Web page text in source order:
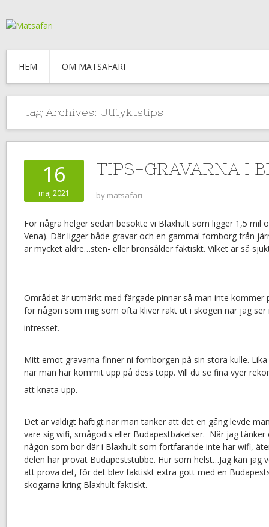
HEM OM MATSAFARI
Tag Archives: Utflyktstips
16
maj 2021
TIPS-GRAVARNA I
by matsafari
För några helger sedan besökte vi Blaxhult som ligger 1,5 mil
Vena). Där ligger både gravar och en gammal fornborg från
är mycket äldre…sten- eller bronsålder faktiskt. Vilket är så
Området är utmärkt med färgade pinnar så man inte kommer
för någon som mig som ofta kliver rakt ut i skogen när jag
intresset.
Mitt emot gravarna finner ni fornborgen på sin stora kulle.
när man har kommit upp på dess topp. Vill du se fina vyer
att knata upp.
Det är väldigt häftigt när man tänker att det en gång levde
vare sig wifi, smågodis eller Budapestbakelser. När jag
någon som bor där i Blaxhult som fortfarande inte har wifi,
delen har provat Budapeststubbe. Hur som helst…Jag kan jag
att prova det, för det blev faktiskt extra gott med en
skogarna kring Blaxhult faktiskt.